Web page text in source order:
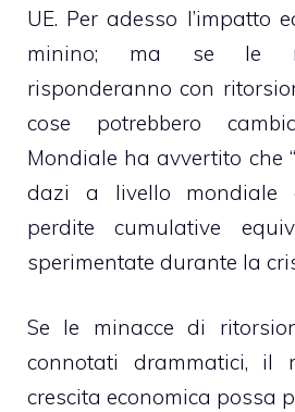
UE. Per adesso l’impatto
minino; ma se le
risponderanno con
cose potrebbero
Mondiale ha avvertito che
dazi a livello mondiale
perdite cumulative
sperimentate durante la
Se le minacce di
connotati drammatici, il
crescita economica possa